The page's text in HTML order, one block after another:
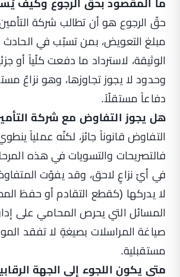
ما المقصود بحقّ الرجوع وكيف
حقّ الرجوع هو أن تطالب شركة
مبلغ التعويض، بمن تسبّب في
الوثيقة، لاسترداد ما دفعت كلّياً أو
وحدود لا يجوز تجاوزها، وهو نزاعٌ
دفاعاً مستقلّاً.
هل يجوز التفاوض مع شركة
التفاوض قانوناً جائز، لكنّه عملياً
فالتصريحات والتسويات في هذه
في أيّ نزاعٍ لاحق، وقد يفوّت
لا يدركها (كقطع التقادم أو حفظ
المسائل التي يحرص المحامي على
صياغة المراسلات بصيغةٍ لا تفقد
مستقبلية.
متى يكون اللجوء إلى الجهة